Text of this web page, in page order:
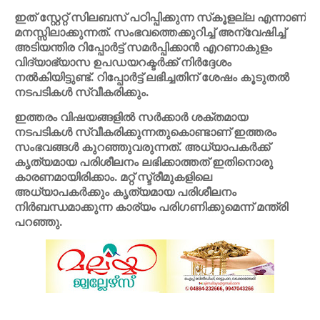
ഇത് സ്റ്റേറ്റ് സിലബസ് പഠിപ്പിക്കുന്ന സ്‌കൂളല്ല എന്നാണ്
മനസ്സിലാക്കുന്നത്. സംഭവത്തെക്കുറിച്ച് അന്വേഷിച്ച്
അടിയന്തിര റിപ്പോർട്ട് സമർപ്പിക്കാൻ എറണാകുളം
വിദ്യാഭ്യാസ ഉപഡയറക്ടർക്ക് നിർദ്ദേശം
നൽകിയിട്ടുണ്ട്. റിപ്പോർട്ട് ലഭിച്ചതിന് ശേഷം കൂടുതൽ
നടപടികൾ സ്വീകരിക്കും.
ഇത്തരം വിഷയങ്ങളിൽ സർക്കാർ ശക്തമായ
നടപടികൾ സ്വീകരിക്കുന്നതുകൊണ്ടാണ് ഇത്തരം
സംഭവങ്ങൾ കുറഞ്ഞുവരുന്നത്. അധ്യാപകർക്ക്
കൃത്യമായ പരിശീലനം ലഭിക്കാത്തത് ഇതിനൊരു
കാരണമായിരിക്കാം. മറ്റ് സ്ട്രീമുകളിലെ
അധ്യാപകർക്കും കൃത്യമായ പരിശീലനം
നിർബന്ധമാക്കുന്ന കാര്യം പരിഗണിക്കുമെന്ന് മന്ത്രി
പറഞ്ഞു.